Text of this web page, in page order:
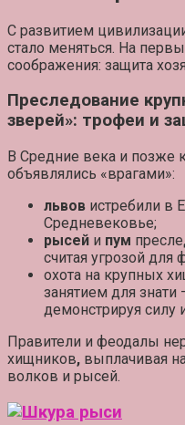
С развитием
стало меняться. На
соображения: защита
Преследование
зверей»: трофеи и
В Средние века и позже
объявлялись «врагами»:
львов истребили в
Средневековье;
рысей и пум
считая угрозой для
охота на крупных
занятием для знати
демонстрируя силу
Правители и феодалы
хищников, выплачивая
волков и рысей.